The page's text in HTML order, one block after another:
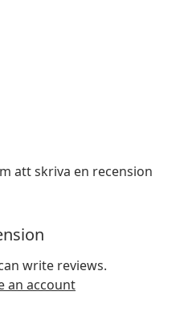
att skriva en recension
write reviews.
an account